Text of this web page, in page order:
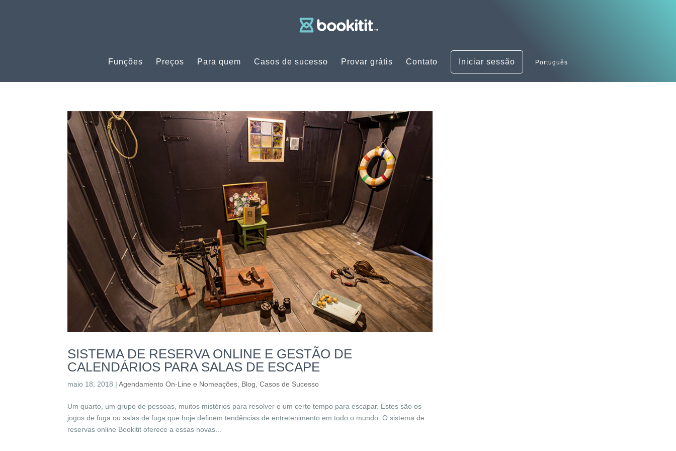
Funções Preços Para quem Casos de sucesso Provar grátis Contato Iniciar sessão Português
SISTEMA DE RESERVA ONLINE E GESTÃO DE
CALENDÁRIOS PARA SALAS DE ESCAPE
maio 18, 2018 |Agendamento On-Line e Nomeações Blog ,Casos de Sucesso
Um quarto, um grupo de pessoas, muitos mistérios para resolver e um certo tempo para escapar. Estes são os
jogos de fuga ou salas de fuga que hoje definem tendências de entretenimento em todo o mundo. O sistema de
reservas online Bookitit oferece a essas novas...